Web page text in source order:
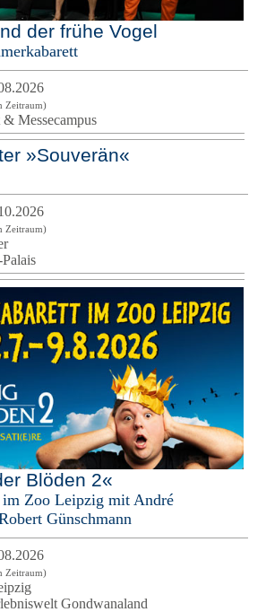
der frühe Vogel
Zeitraum)
Messecampus
»Souverän«
Zeitraum)
Blöden 2«
im Zoo Leipzig mit André
Günschmann
Zeitraum)
Gondwanaland